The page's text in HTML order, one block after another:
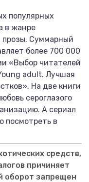
популярных
в жанре
прозы. Суммарный
более 700 000
«Выбор читателей
adult. Лучшая
На две книги
сероглазого
А сериал
посмотреть в
средств,
причиняет
оборот запрещен